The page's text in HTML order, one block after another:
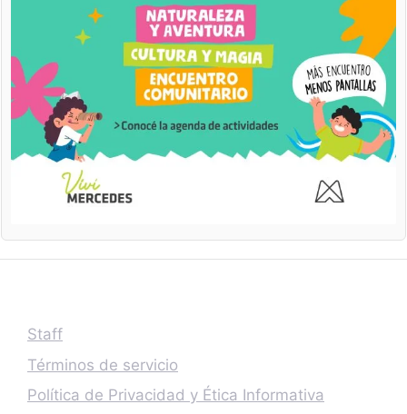
Staff
Términos de servicio
Política de Privacidad y Ética Informativa